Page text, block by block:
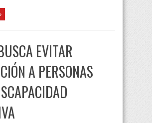
EVITAR
A PERSONAS